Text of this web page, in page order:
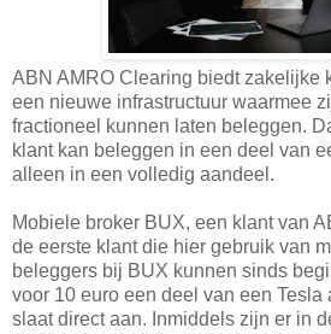
ABN AMRO Clearing biedt zakelijke
een nieuwe infrastructuur waarmee
fractioneel kunnen laten beleggen.
klant kan beleggen in een deel van
alleen in een volledig aandeel.
Mobiele broker BUX, een klant van
de eerste klant die hier gebruik van
beleggers bij BUX kunnen sinds
voor 10 euro een deel van een Tesla
slaat direct aan. Inmiddels zijn er in